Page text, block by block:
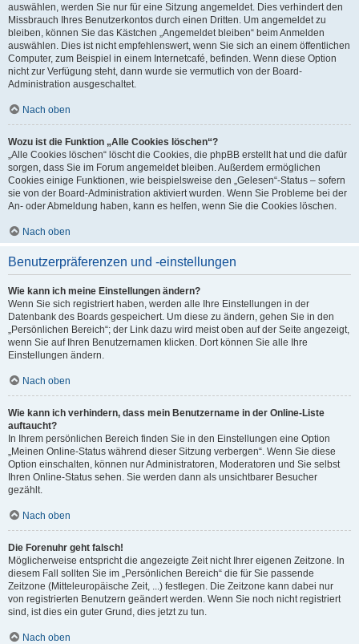
auswählen, werden Sie nur für eine Sitzung angemeldet. Dies verhindert den
Missbrauch Ihres Benutzerkontos durch einen Dritten. Um angemeldet zu
bleiben, können Sie das Kästchen „Angemeldet bleiben“ beim Anmelden
auswählen. Dies ist nicht empfehlenswert, wenn Sie sich an einem öffentlichen
Computer, zum Beispiel in einem Internetcafé, befinden. Wenn diese Option
nicht zur Verfügung steht, dann wurde sie vermutlich von der Board-
Administration ausgeschaltet.
Nach oben
Wozu ist die Funktion „Alle Cookies löschen“?
„Alle Cookies löschen“ löscht die Cookies, die phpBB erstellt hat und die dafür
sorgen, dass Sie im Forum angemeldet bleiben. Außerdem ermöglichen
Cookies einige Funktionen, wie beispielsweise den „Gelesen“-Status – sofern
sie von der Board-Administration aktiviert wurden. Wenn Sie Probleme bei der
An- oder Abmeldung haben, kann es helfen, wenn Sie die Cookies löschen.
Nach oben
Benutzerpräferenzen und -einstellungen
Wie kann ich meine Einstellungen ändern?
Wenn Sie sich registriert haben, werden alle Ihre Einstellungen in der
Datenbank des Boards gespeichert. Um diese zu ändern, gehen Sie in den
„Persönlichen Bereich“; der Link dazu wird meist oben auf der Seite angezeigt,
wenn Sie auf Ihren Benutzernamen klicken. Dort können Sie alle Ihre
Einstellungen ändern.
Nach oben
Wie kann ich verhindern, dass mein Benutzername in der Online-Liste
auftaucht?
In Ihrem persönlichen Bereich finden Sie in den Einstellungen eine Option
„Meinen Online-Status während dieser Sitzung verbergen“. Wenn Sie diese
Option einschalten, können nur Administratoren, Moderatoren und Sie selbst
Ihren Online-Status sehen. Sie werden dann als unsichtbarer Besucher
gezählt.
Nach oben
Die Forenuhr geht falsch!
Möglicherweise entspricht die angezeigte Zeit nicht Ihrer eigenen Zeitzone. In
diesem Fall sollten Sie im „Persönlichen Bereich“ die für Sie passende
Zeitzone (Mitteleuropäische Zeit, ...) festlegen. Die Zeitzone kann dabei nur
von registrierten Benutzern geändert werden. Wenn Sie noch nicht registriert
sind, ist dies ein guter Grund, dies jetzt zu tun.
Nach oben